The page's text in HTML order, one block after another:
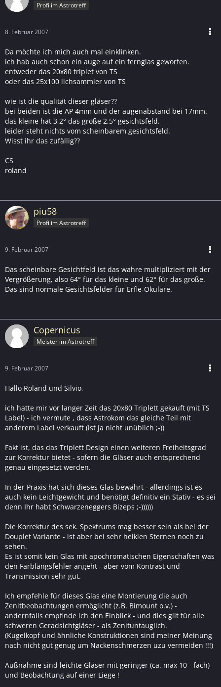
Profi im Astrotreff
8. Februar 2007
Da möchte ich mich auch mal einklinken.
ich hab auch schon ein auge auf ein fernglas geworfen.
entweder das 20x80 triplet von TS
oder das 25x100 lichsammler von TS
wie ist die qualität dieser gläser??
bei beiden ist die AP 4mm und der augenabstand bei 17mm.
das kleine hat 3,2° das große 2,5° gesichtsfeld.
leider steht nichts vom scheinbarem gesichtsfeld.
Wisst ihr das zufällig??
CS
roland
piu58
Profi im Astrotreff
9. Februar 2007
Das scheinbare Gesichtfeld ist das wahre multipliziert mit der
Vergrößerung, also 64° für das kleine und 62° für das große.
Das sind normale Gesichtsfelder für Erfle-Okulare.
Copernicus
Meister im Astrotreff
9. Februar 2007
Hallo Roland und Silvio,
ich hatte mir vor langer Zeit das 20x80 Triplett gekauft (mit TS
Label) - ich vermute , dass Astrokom das gleiche Teil mit
anderem Label verkauft (ist ja nicht unüblich ;-))
Fakt ist, das das Triplett Design einen weiteren Freiheitsgrad
zur Korrektur bietet - sofern die Gläser auch entsprechend
genau eingesetzt werden.
In der Praxis hat sich dieses Glas bewährt - allerdings ist es
auch kein Leichtgewicht und benötigt definitiv ein Stativ - es sei
denn Ihr habt Schwarzeneggers Bizeps ;-))))))
Die Korrektur des sek. Spektrums mag besser sein als bei der
Douplet Variante - ist aber bei sehr helklen Sternen noch zu
sehen.
Es ist somit kein Glas mit apochromatischen Eigenschaften was
den Farblängsfehler angeht - aber vom Kontrast und
Transmission sehr gut.
Ich empfehle für dieses Glas eine Montierung die auch
Zenitbeobachtungen ermöglicht (z.B. Bimount o.v.) -
andernfalls empfinde ich den Einblick - und dies gilt für alle
schweren Geradsichtgläser - als Zenituntauglich.
(Kugelkopf und ähnliche Konstruktionen sind meiner Meinung
nach nicht gut genug um Nackenschmerzen uzu vermeiden !!!)
Außnahme sind leichte Gläser mit geringer (ca. max 10 - fach)
und Beobachtung auf einer Liege !